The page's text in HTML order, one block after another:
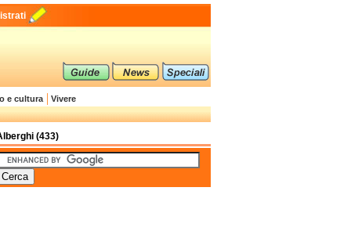
e cultura Vivere
(433)